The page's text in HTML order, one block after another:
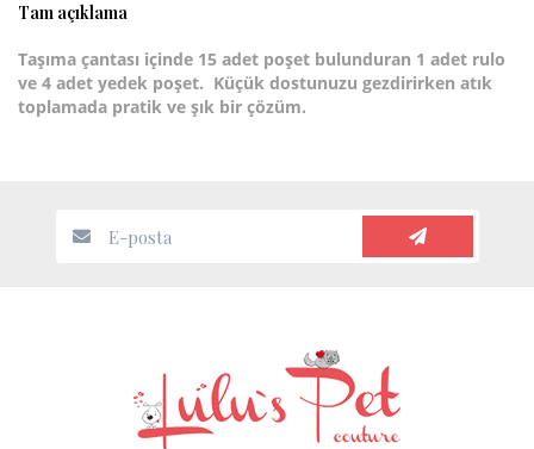
Tam açıklama
Taşıma çantası içinde 15 adet poşet bulunduran 1 adet rulo
ve 4 adet yedek poşet. Küçük dostunuzu gezdirirken atık
toplamada pratik ve şık bir çözüm.